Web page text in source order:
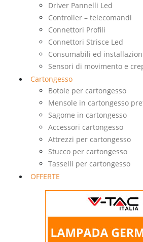
Driver Pannelli Led
Controller – telecomandi
Connettori Profili
Connettori Strisce Led
Consumabili ed
Sensori di movimento e
Cartongesso
Botole per cartongesso
Mensole in cartongesso
Sagome in cartongesso
Accessori cartongesso
Attrezzi per cartongesso
Stucco per cartongesso
Tasselli per cartongesso
OFFERTE